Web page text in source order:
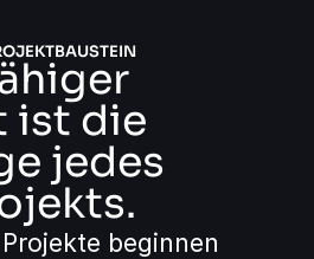
ist die
jedes
beginnen